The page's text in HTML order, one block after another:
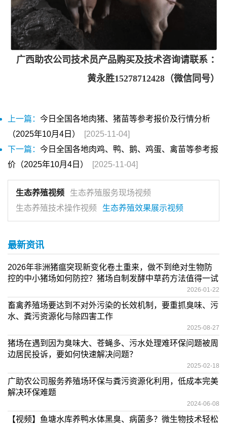
广西助农公司技术员产品购买及技术咨询请联系 ：
黄永胜15278712428（微信同号）
上一篇： 今日全国各地肉猪、猪苗等参考报价及行情分析
（2025年10月4日）
[2025-11-04]
下一篇： 今日全国各地肉鸡、鸭、鹅、鸡蛋、禽苗等参考报
价（2025年10月4日）
[2025-11-04]
生态养殖视频
生态养殖服务现场视频
生态养殖技术操作视频
生态养殖效果展示视频
最新资讯
2026年非洲猪瘟突现新变化卷土重来，做不到绝对生物防
控的中小猪场如何防控？猪场自制发酵中草药方法值得一试
2026-01-22
畜禽养殖场要达到不对外污染的长效机制，要重抓臭味、污
水、粪污资源化与除四害工作
2025-08-27
猪场在遇到因为臭味大、苍蝇多、污水处理难环保问题被周
边居民投诉，要如何快速解决问题？
2025-02-18
广助农公司服务养殖场环保与粪污资源化利用，低成本完美
解决环保难题
2024-06-08
【视频】鱼塘水库养鸭水体黑臭、病菌多？微生物技术轻松